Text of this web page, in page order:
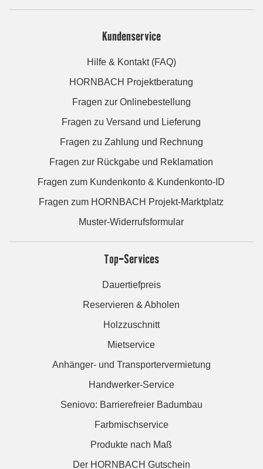
Kundenservice
Hilfe & Kontakt (FAQ)
HORNBACH Projektberatung
Fragen zur Onlinebestellung
Fragen zu Versand und Lieferung
Fragen zu Zahlung und Rechnung
Fragen zur Rückgabe und Reklamation
Fragen zum Kundenkonto & Kundenkonto-ID
Fragen zum HORNBACH Projekt-Marktplatz
Muster-Widerrufsformular
Top-Services
Dauertiefpreis
Reservieren & Abholen
Holzzuschnitt
Mietservice
Anhänger- und Transportervermietung
Handwerker-Service
Seniovo: Barrierefreier Badumbau
Farbmischservice
Produkte nach Maß
Der HORNBACH Gutschein